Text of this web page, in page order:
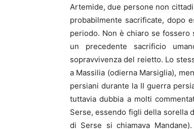
Artemide, due persone non
probabilmente sacrificate, dopo
periodo. Non è chiaro se fossero
un precedente sacrificio
sopravvivenza del reietto. Lo
a Massilia (odierna Marsiglia),
persiani durante la II guerra
tuttavia dubbia a molti
Serse, essendo figli della sorella
di Serse si chiamava